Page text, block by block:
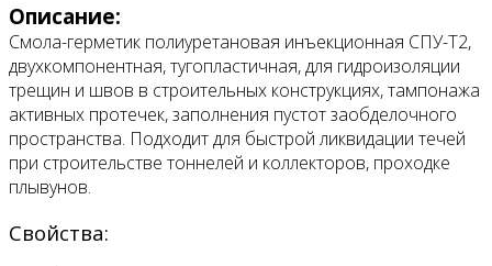
Описание:
Смола-герметик полиуретановая инъекционная СПУ-Т2,
двухкомпонентная, тугопластичная, для гидроизоляции
трещин и швов в строительных конструкциях, тампонажа
активных протечек, заполнения пустот заобделочного
пространства. Подходит для быстрой ликвидации течей
при строительстве тоннелей и коллекторов, проходке
плывунов.
Свойства: